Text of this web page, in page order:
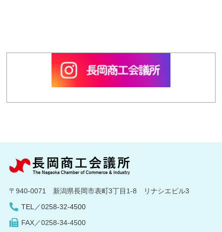
〒940-0071 新潟県長岡市表町3丁目1-8 リナシエビル3
TEL／0258-32-4500
FAX／0258-34-4500